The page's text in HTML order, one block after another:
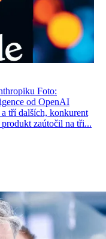
Foto:
od OpenAI
tří dalších, konkurent
zaútočil na tři...